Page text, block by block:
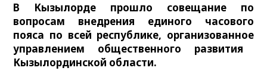
В Кызылорде прошло совещание по
вопросам внедрения единого часового
пояса по всей республике, организованное
управлением общественного развития
Кызылординской области.